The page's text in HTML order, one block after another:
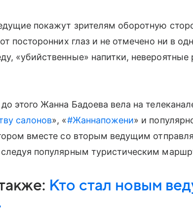
покажут зрителям оборотную
посторонних глаз и не отмечено ни в
«убийственные» напитки,
этого Жанна Бадоева вела на
салонов», «#Жаннапожени» и
вместе со вторым ведущим
популярным туристическим
Кто стал новым